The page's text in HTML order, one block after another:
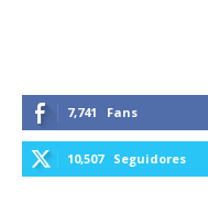
7,741 Fans
10,507 Seguidores